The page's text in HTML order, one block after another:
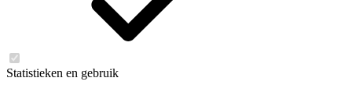
Statistieken en gebruik